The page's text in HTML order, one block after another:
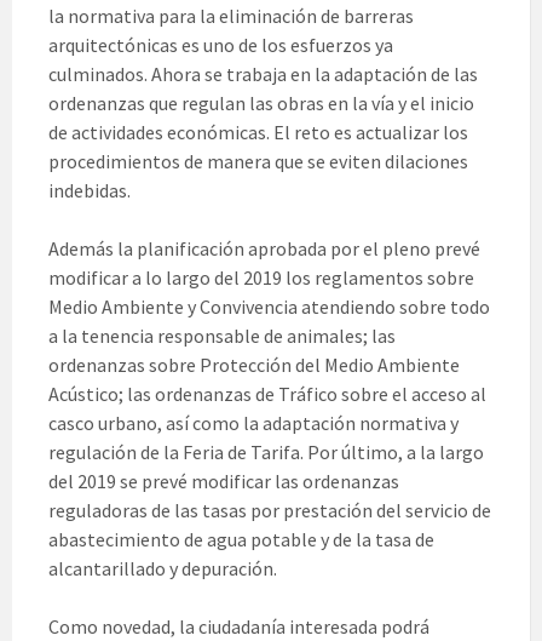
la normativa para la eliminación de barreras
arquitectónicas es uno de los esfuerzos ya
culminados. Ahora se trabaja en la adaptación de las
ordenanzas que regulan las obras en la vía y el inicio
de actividades económicas. El reto es actualizar los
procedimientos de manera que se eviten dilaciones
indebidas.
Además la planificación aprobada por el pleno prevé
modificar a lo largo del 2019 los reglamentos sobre
Medio Ambiente y Convivencia atendiendo sobre todo
a la tenencia responsable de animales; las
ordenanzas sobre Protección del Medio Ambiente
Acústico; las ordenanzas de Tráfico sobre el acceso al
casco urbano, así como la adaptación normativa y
regulación de la Feria de Tarifa. Por último, a la largo
del 2019 se prevé modificar las ordenanzas
reguladoras de las tasas por prestación del servicio de
abastecimiento de agua potable y de la tasa de
alcantarillado y depuración.
Como novedad, la ciudadanía interesada podrá